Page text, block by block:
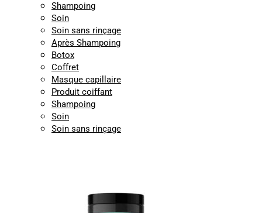
Shampoing
Soin
Soin sans rinçage
Après Shampoing
Botox
Coffret
Masque capillaire
Produit coiffant
Shampoing
Soin
Soin sans rinçage